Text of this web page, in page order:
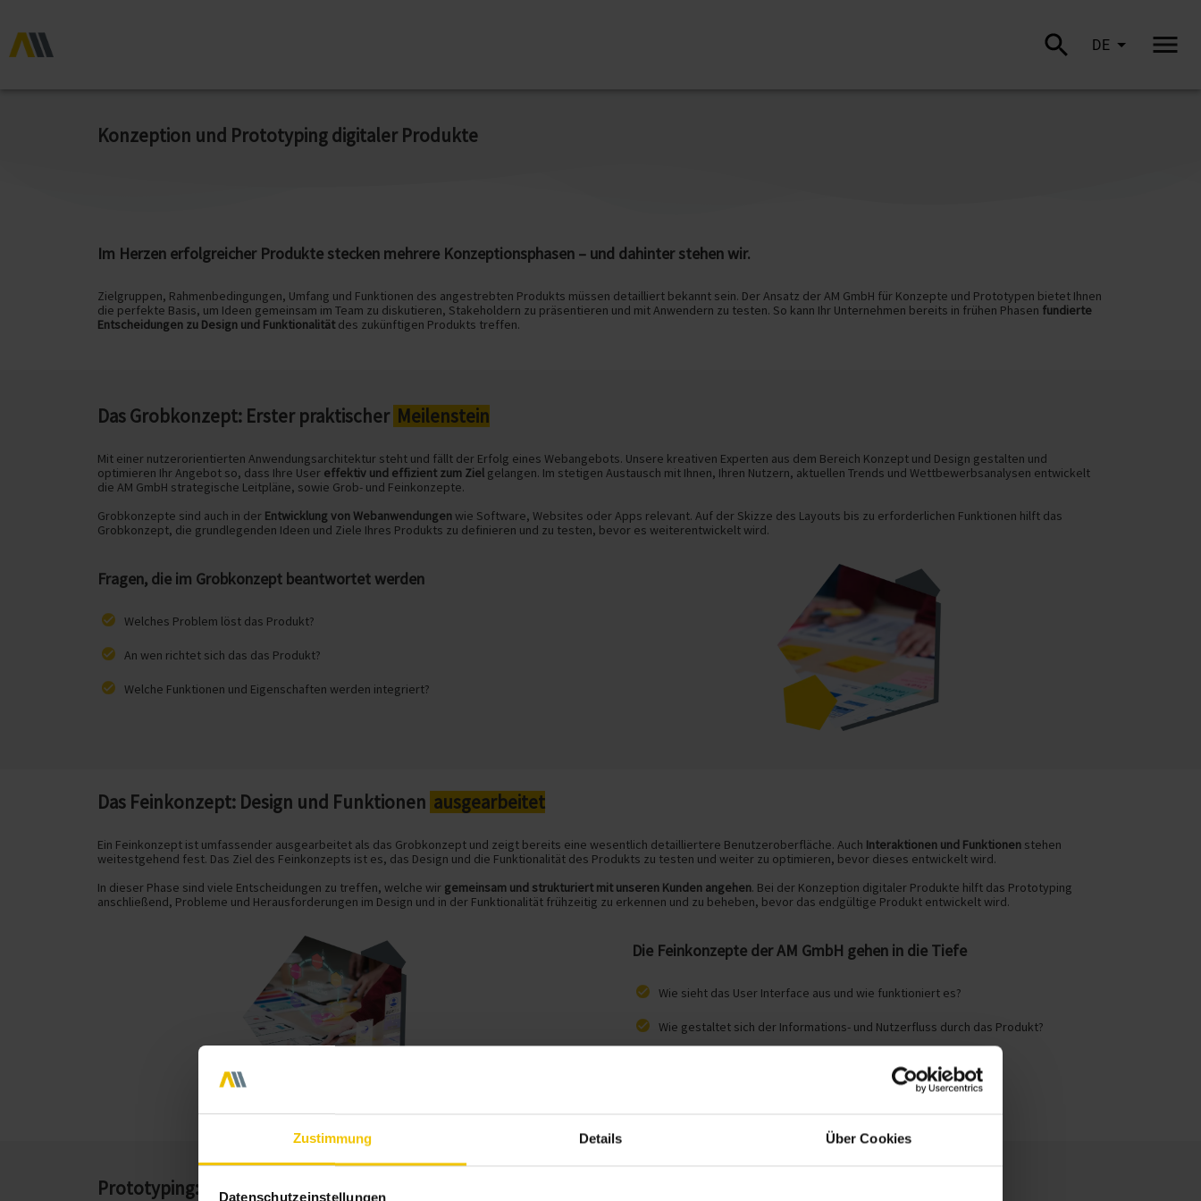
Zustimmung Details Über Cookies
Datenschutzeinstellungen
DE
Konzeption und Prototyping digitaler Produkte
Im Herzen erfolgreicher Produkte stecken mehrere Konzeptionsphasen – und dahinter stehen wir.
Zielgruppen, Rahmenbedingungen, Umfang und Funktionen des angestrebten Produkts müssen detailliert bekannt sein. Der Ansatz der AM GmbH für Konzepte und Prototypen bietet Ihnen
die perfekte Basis, um Ideen gemeinsam im Team zu diskutieren, Stakeholdern zu präsentieren und mit Anwendern zu testen. So kann Ihr Unternehmen bereits in frühen Phasen fundierte
Entscheidungen zu Design und Funktionalitätdes zukünftigen Produkts treffen.
Das Grobkonzept: Erster praktischer Meilenstein
Mit einer nutzerorientierten Anwendungsarchitektur steht und fällt der Erfolg eines Webangebots. Unsere kreativen Experten aus dem Bereich Konzept und Design gestalten und
optimieren Ihr Angebot so, dass Ihre User effektiv und effizient zum Zielgelangen. Im stetigen Austausch mit Ihnen, Ihren Nutzern, aktuellen Trends und Wettbewerbsanalysen entwickelt
die AM GmbH strategische Leitpläne, sowie Grob- und Feinkonzepte.
Grobkonzepte sind auch in der Entwicklung von Webanwendungenwie Software, Websites oder Apps relevant. Auf der Skizze des Layouts bis zu erforderlichen Funktionen hilft das
Grobkonzept, die grundlegenden Ideen und Ziele Ihres Produkts zu definieren und zu testen, bevor es weiterentwickelt wird.
Fragen, die im Grobkonzept beantwortet werden
Welches Problem löst das Produkt?
An wen richtet sich das das Produkt?
Welche Funktionen und Eigenschaften werden integriert?
Das Feinkonzept: Design und Funktionen ausgearbeitet
Ein Feinkonzept ist umfassender ausgearbeitet als das Grobkonzept und zeigt bereits eine wesentlich detailliertere Benutzeroberfläche. Auch Interaktionen und Funktionenstehen
weitestgehend fest. Das Ziel des Feinkonzepts ist es, das Design und die Funktionalität des Produkts zu testen und weiter zu optimieren, bevor dieses entwickelt wird.
In dieser Phase sind viele Entscheidungen zu treffen, welche wir gemeinsam und strukturiert mit unseren Kunden angehen. Bei der Konzeption digitaler Produkte hilft das Prototyping
anschließend, Probleme und Herausforderungen im Design und in der Funktionalität frühzeitig zu erkennen und zu beheben, bevor das endgültige Produkt entwickelt wird.
Die Feinkonzepte der AM GmbH gehen in die Tiefe
Wie sieht das User Interface aus und wie funktioniert es?
Wie gestaltet sich der Informations- und Nutzerfluss durch das Produkt?
Prototyping: Praxistest und letzte Anpassungen